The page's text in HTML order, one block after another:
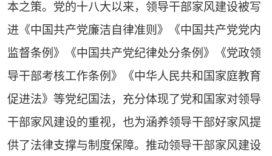
本之策。党的十八大以来，领导干部家风建设被写
进《中国共产党廉洁自律准则》《中国共产党党内
监督条例》《中国共产党纪律处分条例》《党政领
导干部考核工作条例》《中华人民共和国家庭教育
促进法》等党纪国法，充分体现了党和国家对领导
干部家风建设的重视，也为涵养领导干部好家风提
供了法律支撑与制度保障。推动领导干部家风建设